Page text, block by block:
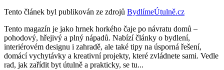
Tento článek byl publikován ze zdrojů BydlímeÚtulně.cz
Tento magazín je jako hrnek horkého čaje po návratu domů –
pohodový, hřejivý a plný nápadů. Nabízí články o bydlení,
interiérovém designu i zahradě, ale také tipy na úsporná řešení,
domácí vychytávky a kreativní projekty, které zvládnete sami. Vedle
rad, jak zařídit byt útulně a prakticky, se tu...